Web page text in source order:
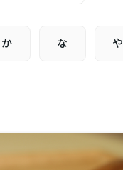
か な や